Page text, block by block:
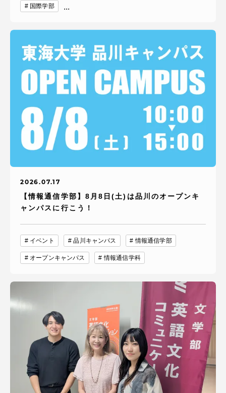
国際学部 ...
2026.07.17
【情報通信学部】8月8日(土)は品川のオープンキ
ャンパスに行こう！
イベント 品川キャンパス 情報通信学部
オープンキャンパス 情報通信学科